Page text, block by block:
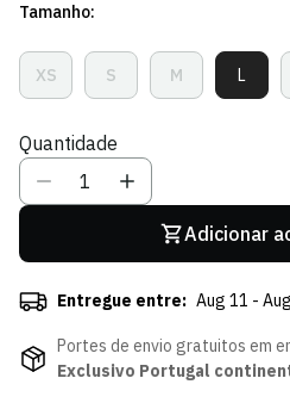
Tamanho:
XSVariante
Esgotada
Indisponível
SVariante
Esgotada
Indisponível
MVariante
Esgotada
L
Quantidade
Adicionar
Entregue entre: Aug 11 -
Portes de envio gratuitos em
Exclusivo Portugal